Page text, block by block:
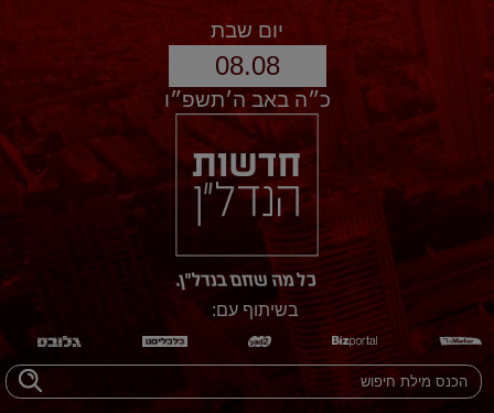
יום שבת
08.08
כ״ה באב ה׳תשפ״ו
בשיתוף עם: